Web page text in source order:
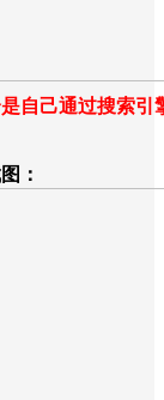
自己通过搜索
：